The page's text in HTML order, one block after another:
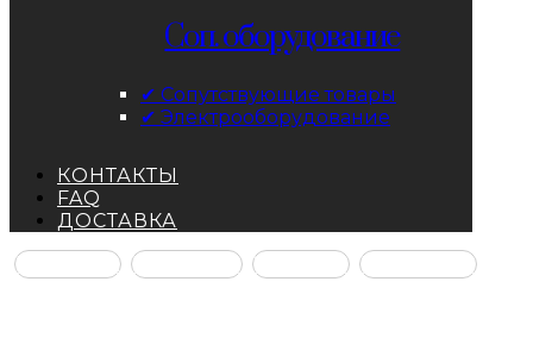
Соп. оборудование
✔ Сопутствующие товары
✔ Электрооборудование
КОНТАКТЫ
FAQ
ДОСТАВКА
Facebook Instagram YouTube ВКонтакте